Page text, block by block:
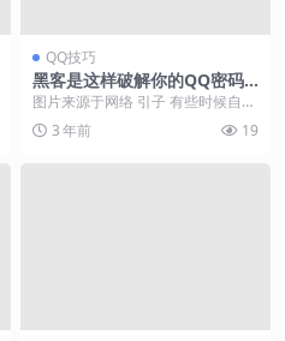
QQ技巧
黑客是这样破解你的QQ密码
的
图片来源于网络 引子 有些时候自己
设置的密码不知道为什么就被黑客
猜到了，QQ号被...
3 年前 19